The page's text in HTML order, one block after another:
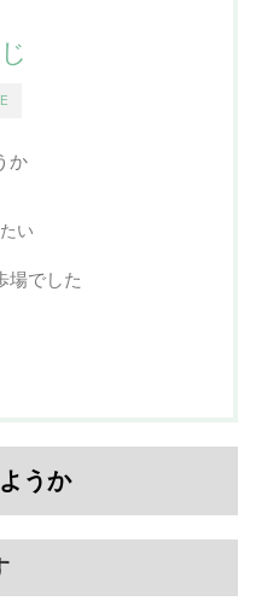
か
い
場でした
うか